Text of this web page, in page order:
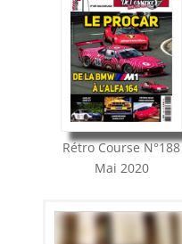
Rétro CourseN°188
Mai 2020